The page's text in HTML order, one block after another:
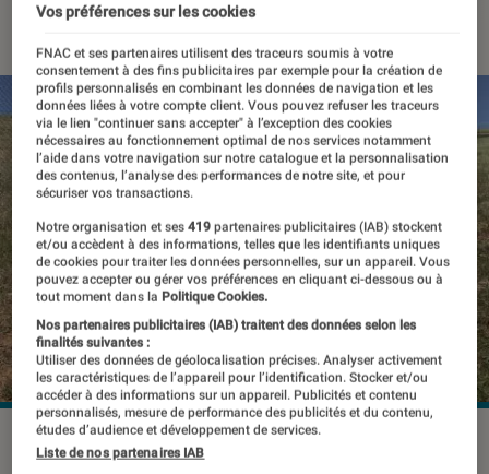
06 février 2022・ParKesso Diallo
Des chiens robots pour surveiller la frontière.
Robotics
Vos préférences sur les cookies
FNAC et ses partenaires utilisent des traceurs soumis à votre
consentement à des fins publicitaires par exemple pour la création de
profils personnalisés en combinant les données de navigation et les
données liées à votre compte client. Vous pouvez refuser les traceurs
via le lien "continuer sans accepter" à l’exception des cookies
nécessaires au fonctionnement optimal de nos services notamment
l’aide dans votre navigation sur notre catalogue et la personnalisation
des contenus, l’analyse des performances de notre site, et pour
sécuriser vos transactions.
Notre organisation et ses419 partenaires publicitaires (IAB) stockent
et/ou accèdent à des informations, telles que les identifiants uniques
de cookies pour traiter les données personnelles, sur un appareil. Vous
pouvez accepter ou gérer vos préférences en cliquant ci-dessous ou à
tout moment dans la Politique Cookies.
Nos partenaires publicitaires (IAB) traitent des données selon les
finalités suivantes :
Utiliser des données de géolocalisation précises. Analyser activement
les caractéristiques de l’appareil pour l’identification. Stocker et/ou
accéder à des informations sur un appareil. Publicités et contenu
personnalisés, mesure de performance des publicités et du contenu,
études d’audience et développement de services.
Liste de nos partenaires IAB